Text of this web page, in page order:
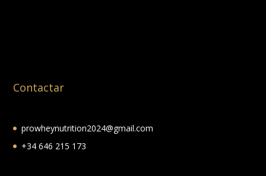
Contactar
prowheynutrition2024@gmail.com
+34 646 215 173